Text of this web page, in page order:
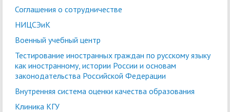
Соглашения о сотрудничестве
НИЦСЭиК
Военный учебный центр
Тестирование иностранных граждан по русскому языку
как иностранному, истории России и основам
законодательства Российской Федерации
Внутренняя система оценки качества образования
Клиника КГУ